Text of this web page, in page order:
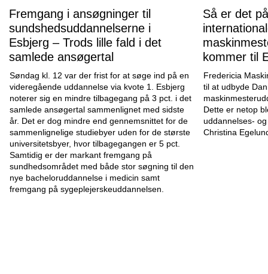
Fremgang i ansøgninger til
sundshedsuddannelserne i
Esbjerg – Trods lille fald i det
samlede ansøgertal
Søndag kl. 12 var der frist for at søge ind på en
videregående uddannelse via kvote 1. Esbjerg
noterer sig en mindre tilbagegang på 3 pct. i det
samlede ansøgertal sammenlignet med sidste
år. Det er dog mindre end gennemsnittet for de
sammenlignelige studiebyer uden for de største
universitetsbyer, hvor tilbagegangen er 5 pct.
Samtidig er der markant fremgang på
sundhedsområdet med både stor søgning til den
nye bacheloruddannelse i medicin samt
fremgang på sygeplejerskeuddannelsen.
Så er det
kommer til
Fredericia
til at udbyde
Dette er netop
uddannelses-
Christina